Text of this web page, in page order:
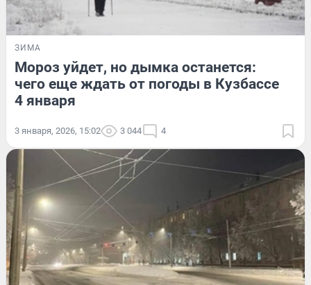
ЗИМА
Мороз уйдет, но дымка останется:
чего еще ждать от погоды в Кузбассе
4 января
3 января, 2026, 15:02 3 044 4